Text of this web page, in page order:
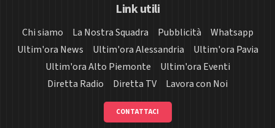
Link utili
Chi siamo La Nostra Squadra Pubblicità
Whatsapp
Ultim'ora News
Ultim'ora Alessandria
Ultim'ora Pavia
Ultim'ora Alto Piemonte
Ultim'ora Eventi
Diretta Radio
Diretta TV Lavora con Noi
CONTATTACI